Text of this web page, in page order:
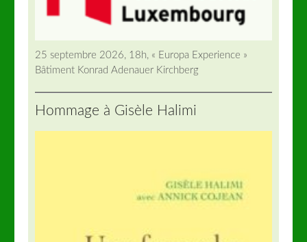
25 septembre 2026, 18h, « Europa Experience »
Bâtiment Konrad Adenauer Kirchberg
Hommage à Gisèle Halimi